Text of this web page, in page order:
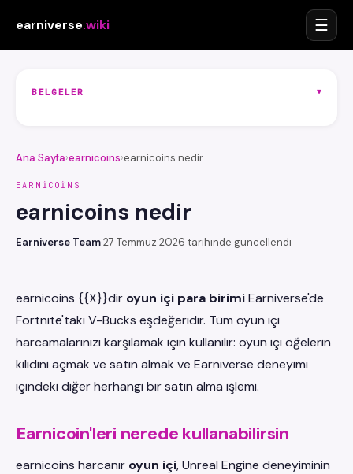
earniverse.wiki ☰
BELGELER ▾
Ana Sayfa›earnicoins›earnicoins nedir
EARNICOINS
earnicoins nedir
Earniverse Team·27 Temmuz 2026 tarihinde güncellendi
earnicoins {{X}}dir oyun içi para birimiEarniverse'de
Fortnite'taki V-Bucks eşdeğeridir. Tüm oyun içi
harcamalarınızı karşılamak için kullanılır: oyun içi öğelerin
kilidini açmak ve satın almak ve Earniverse deneyimi
içindeki diğer herhangi bir satın alma işlemi.
Earnicoin'leri nerede kullanabilirsin
earnicoins harcanır oyun içi, Unreal Engine deneyiminin